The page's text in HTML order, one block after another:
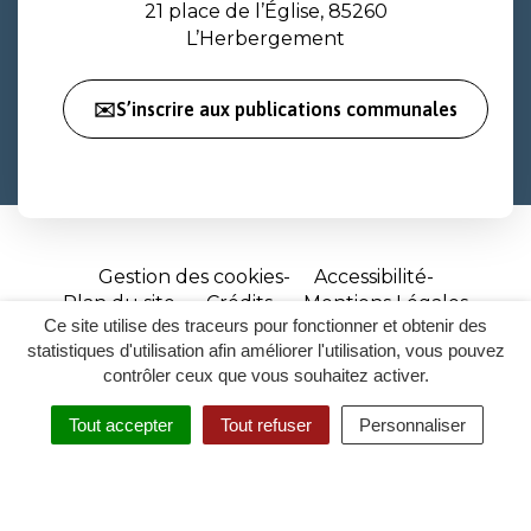
Ce site utilise des traceurs pour fonctionner et obtenir des
statistiques d'utilisation afin améliorer l'utilisation, vous pouvez
contrôler ceux que vous souhaitez activer.
Tout accepter Tout refuser Personnaliser
RECHERCHER
ACCESSIBILITÉ
21 place de l’Église, 85260
L’Herbergement
✉️S’inscrire aux publications communales
Gestion des cookies
Accessibilité
Plan du site
Crédits
Mentions Légales
Site
réalisé
par
Inovagora